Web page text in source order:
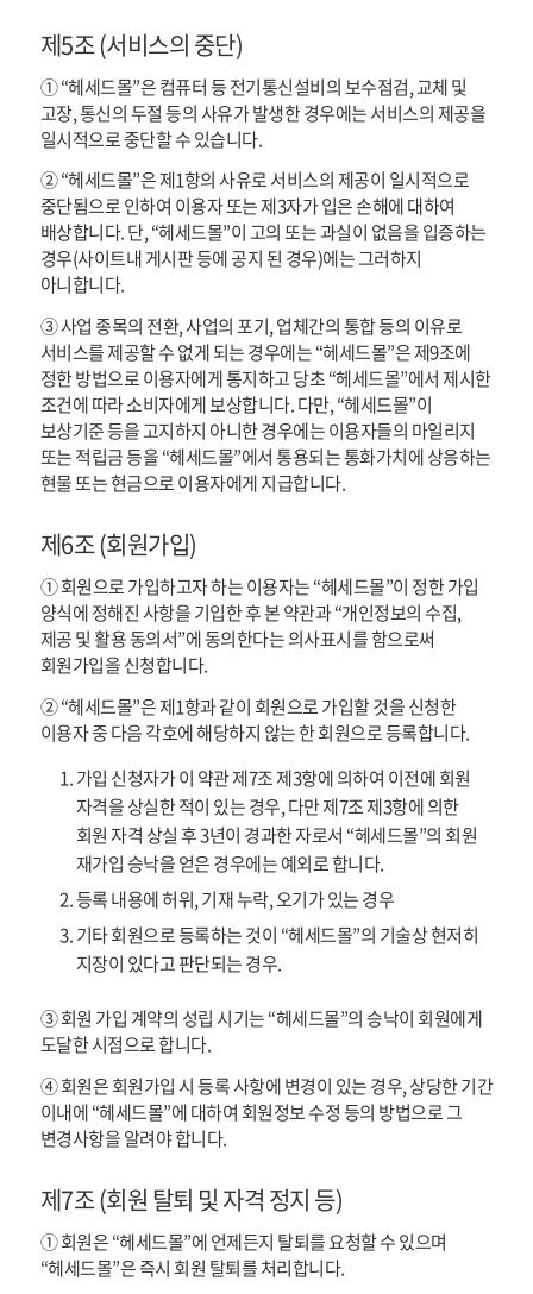
제5조 (서비스의 중단)
① “헤세드몰”은 컴퓨터 등 전기통신설비의 보수점검, 교체 및
고장, 통신의 두절 등의 사유가 발생한 경우에는 서비스의 제공을
일시적으로 중단할 수 있습니다.
② “헤세드몰”은 제1항의 사유로 서비스의 제공이 일시적으로
중단됨으로 인하여 이용자 또는 제3자가 입은 손해에 대하여
배상합니다. 단, “헤세드몰”이 고의 또는 과실이 없음을 입증하는
경우(사이트내 게시판 등에 공지 된 경우)에는 그러하지
아니합니다.
③ 사업 종목의 전환, 사업의 포기, 업체간의 통합 등의 이유로
서비스를 제공할 수 없게 되는 경우에는 “헤세드몰”은 제9조에
정한 방법으로 이용자에게 통지하고 당초 “헤세드몰”에서 제시한
조건에 따라 소비자에게 보상합니다. 다만, “헤세드몰”이
보상기준 등을 고지하지 아니한 경우에는 이용자들의 마일리지
또는 적립금 등을 “헤세드몰”에서 통용되는 통화가치에 상응하는
현물 또는 현금으로 이용자에게 지급합니다.
제6조 (회원가입)
① 회원으로 가입하고자 하는 이용자는 “헤세드몰”이 정한 가입
양식에 정해진 사항을 기입한 후 본 약관과 “개인정보의 수집,
제공 및 활용 동의서”에 동의한다는 의사표시를 함으로써
회원가입을 신청합니다.
② “헤세드몰”은 제1항과 같이 회원으로 가입할 것을 신청한
이용자 중 다음 각호에 해당하지 않는 한 회원으로 등록합니다.
가입 신청자가 이 약관 제7조 제3항에 의하여 이전에 회원
자격을 상실한 적이 있는 경우, 다만 제7조 제3항에 의한
회원 자격 상실 후 3년이 경과한 자로서 “헤세드몰”의 회원
재가입 승낙을 얻은 경우에는 예외로 합니다.
등록 내용에 허위, 기재 누락, 오기가 있는 경우
기타 회원으로 등록하는 것이 “헤세드몰”의 기술상 현저히
지장이 있다고 판단되는 경우.
③ 회원 가입 계약의 성립 시기는 “헤세드몰”의 승낙이 회원에게
도달한 시점으로 합니다.
④ 회원은 회원가입 시 등록 사항에 변경이 있는 경우, 상당한 기간
이내에 “헤세드몰”에 대하여 회원정보 수정 등의 방법으로 그
변경사항을 알려야 합니다.
제7조 (회원 탈퇴 및 자격 정지 등)
① 회원은 “헤세드몰”에 언제든지 탈퇴를 요청할 수 있으며
“헤세드몰”은 즉시 회원 탈퇴를 처리합니다.